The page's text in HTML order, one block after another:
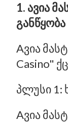
1. ავია
განწყობა
Aვია
Casino"
პლუსი 1:
Aვია